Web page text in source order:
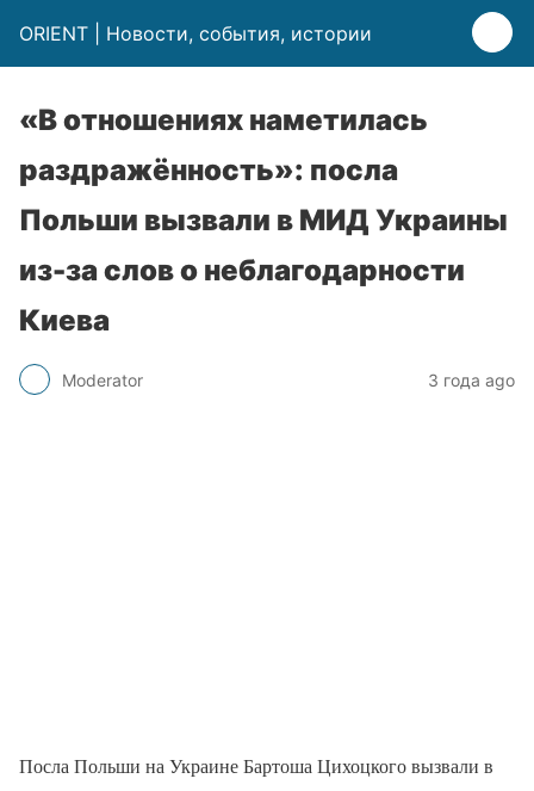
ORIENT | Новости, события, истории
«В отношениях наметилась
раздражённость»: посла
Польши вызвали в МИД Украины
из-за слов о неблагодарности
Киева
Moderator 3 года ago
Посла Польши на Украине Бартоша Цихоцкого вызвали в